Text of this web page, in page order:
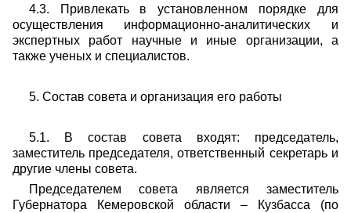
4.3. Привлекать в установленном порядке для
осуществления информационно-аналитических и
экспертных работ научные и иные организации, а
также ученых и специалистов.
5. Состав совета и организация его работы
5.1. В состав совета входят: председатель,
заместитель председателя, ответственный секретарь и
другие члены совета.
Председателем совета является заместитель
Губернатора Кемеровской области – Кузбасса (по